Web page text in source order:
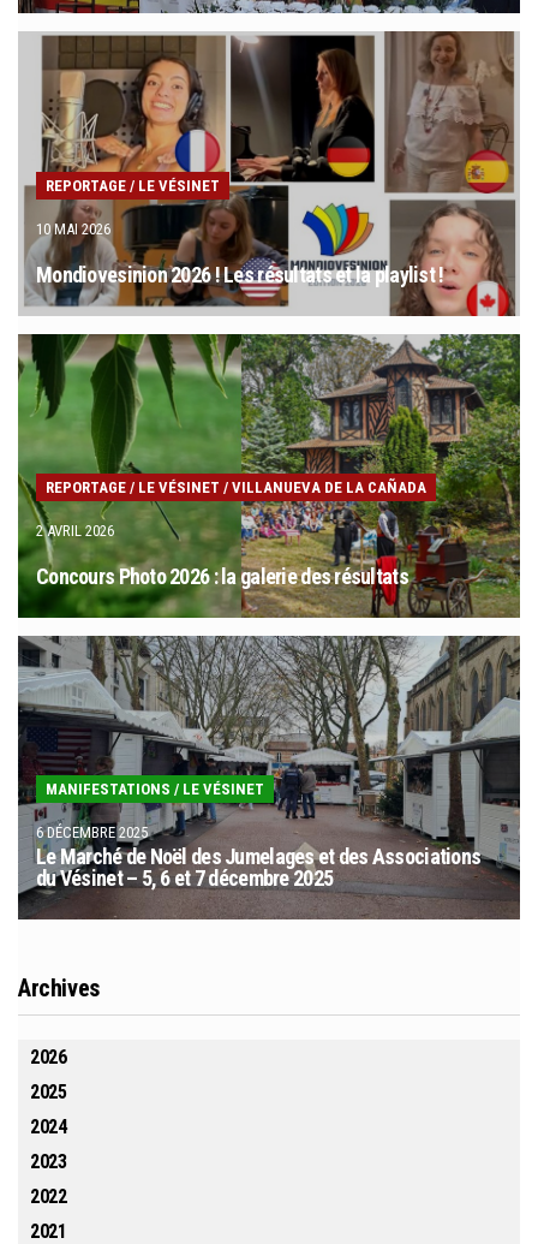
REPORTAGE / LE VÉSINET
10 MAI 2026
Mondiovesinion 2026 ! Les résultats et la playlist !
REPORTAGE / LE VÉSINET / VILLANUEVA DE LA CAÑADA
2 AVRIL 2026
Concours Photo 2026 : la galerie des résultats
MANIFESTATIONS / LE VÉSINET
6 DÉCEMBRE 2025
Le Marché de Noël des Jumelages et des Associations
du Vésinet – 5, 6 et 7 décembre 2025
Archives
2026
2025
2024
2023
2022
2021